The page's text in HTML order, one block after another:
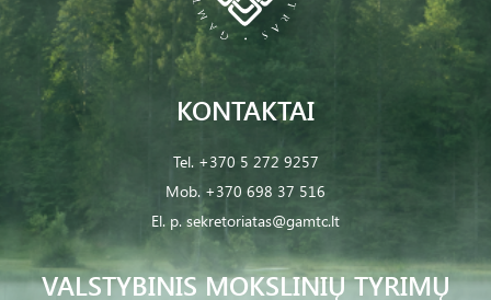
VALSTYBINIS MOKSLINIŲ TYRIMŲ
KONTAKTAI
Tel. +370 5 272 9257
Mob. +370 698 37 516
El. p. sekretoriatas@gamtc.lt